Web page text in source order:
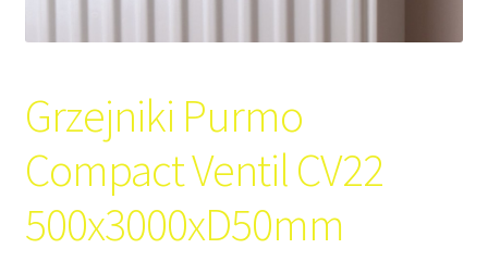
Grzejniki Purmo
Compact Ventil CV22
500x3000xD50mm